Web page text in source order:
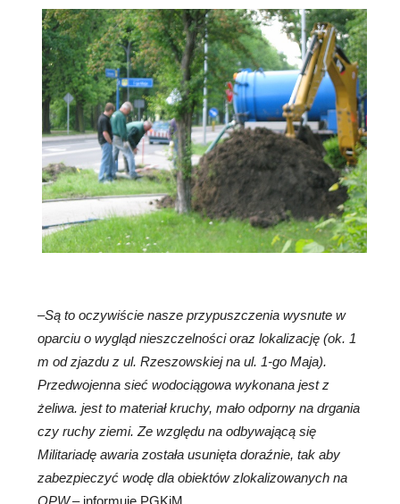
–Są to oczywiście nasze przypuszczenia wysnute w
oparciu o wygląd nieszczelności oraz lokalizację (ok. 1
m od zjazdu z ul. Rzeszowskiej na ul. 1-go Maja).
Przedwojenna sieć wodociągowa wykonana jest z
żeliwa. jest to materiał kruchy, mało odporny na drgania
czy ruchy ziemi. Ze względu na odbywającą się
Militariadę awaria została usunięta doraźnie, tak aby
zabezpieczyć wodę dla obiektów zlokalizowanych na
OPW.– informuje PGKiM.